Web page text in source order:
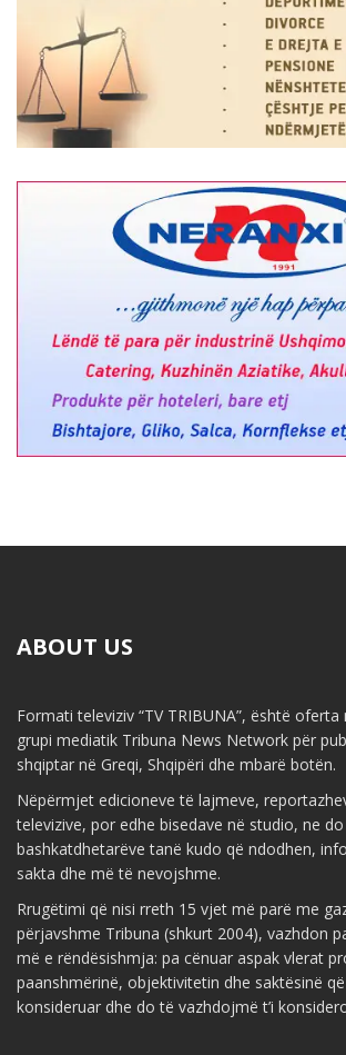
ABOUT US
Formati televiziv “TV TRIBUNA”, është
grupi mediatik Tribuna News Network për
shqiptar në Greqi, Shqipëri dhe mbarë botën.
Nëpërmjet edicioneve të lajmeve,
televizive, por edhe bisedave në studio, ne
bashkatdhetarëve tanë kudo që ndodhen,
sakta dhe më të nevojshme.
Rrugëtimi që nisi rreth 15 vjet më parë me
përjavshme Tribuna (shkurt 2004), vazhdon
më e rëndësishmja: pa cënuar aspak vlerat
paanshmërinë, objektivitetin dhe saktësinë
konsideruar dhe do të vazhdojmë t’i